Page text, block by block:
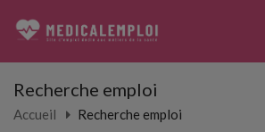
Recherche emploi
Accueil Recherche emploi